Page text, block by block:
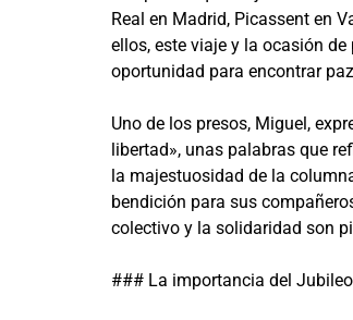
Real en Madrid, Picassent en
ellos, este viaje y la ocasión
oportunidad para encontrar
Uno de los presos, Miguel,
libertad», unas palabras que
la majestuosidad de la
bendición para sus
colectivo y la solidaridad son
### La importancia del